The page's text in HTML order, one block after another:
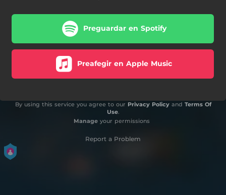
Preguardar en Spotify
Preafegir en Apple Music
By using this service you agree to our Privacy Policyand Terms Of
Use.
Manageyour permissions
Report a Problem